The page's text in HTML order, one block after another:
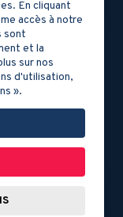
5
des
En cliquant
accès à notre
sont
et la
sur nos
d'utilisation,
».